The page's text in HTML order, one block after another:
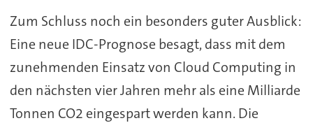
Zum Schluss noch ein besonders guter Ausblick:
Eine neue IDC-Prognose besagt, dass mit dem
zunehmenden Einsatz von Cloud Computing in
den nächsten vier Jahren mehr als eine Milliarde
Tonnen CO2 eingespart werden kann. Die